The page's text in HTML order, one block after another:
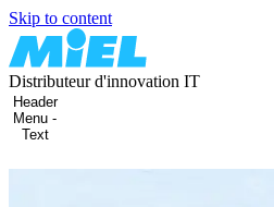
Skip to content
Distributeur d'innovation IT
Header
Menu -
Text